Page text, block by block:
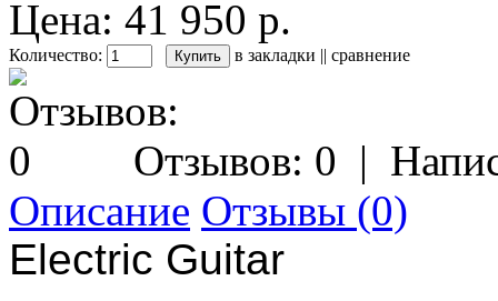
Цена: 41 950 р.
Количество: в закладки || сравнение
Отзывов: 0 |
Описание Отзывы (0)
Electric Guitar